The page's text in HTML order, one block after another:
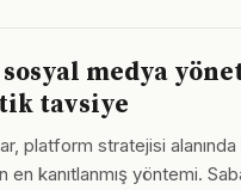
medya
tavsiye
platform stratejisi
en kanıtlanmış yöntemi.